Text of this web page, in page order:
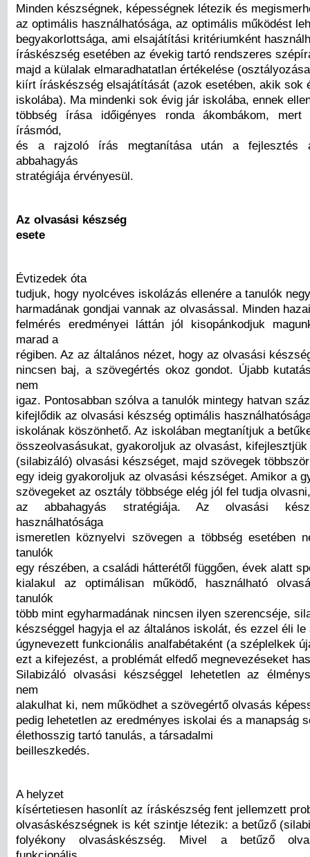
Minden készségnek, képességnek létezik és
az optimális használhatósága, az optimális működést
begyakorlottsága, ami elsajátítási kritériumként
íráskészség esetében az évekig tartó rendszeres
majd a külalak elmaradhatatlan értékelése
kiírt íráskészség elsajátítását (azok esetében, akik sok
iskolába). Ma mindenki sok évig jár iskolába, ennek
többség írása időigényes ronda ákombákom, mert
írásmód,
és a rajzoló írás megtanítása után a fejlesztés
abbahagyás
stratégiája érvényesül.
Az olvasási készség
esete
Évtizedek óta
tudjuk, hogy nyolcéves iskolázás ellenére a tanulók
harmadának gondjai vannak az olvasással. Minden
felmérés eredményei láttán jól kisopánkodjuk
marad a
régiben. Az az általános nézet, hogy az olvasási
nincsen baj, a szövegértés okoz gondot. Újabb
nem
igaz. Pontosabban szólva a tanulók mintegy hatvan
kifejlődik az olvasási készség optimális
iskolának köszönhető. Az iskolában megtanítjuk a
összeolvasásukat, gyakoroljuk az olvasást, kifejlesztjük
(silabizáló) olvasási készséget, majd szövegek
egy ideig gyakoroljuk az olvasási készséget. Amikor a
szövegeket az osztály többsége elég jól fel tudja
az abbahagyás stratégiája. Az olvasási
használhatósága
ismeretlen köznyelvi szövegen a többség esetében
tanulók
egy részében, a családi hátterétől függően, évek alatt
kialakul az optimálisan működő, használható
tanulók
több mint egyharmadának nincsen ilyen szerencséje,
készséggel hagyja el az általános iskolát, és ezzel éli le
úgynevezett funkcionális analfabétaként (a széplelkek
ezt a kifejezést, a problémát elfedő megnevezéseket
Silabizáló olvasási készséggel lehetetlen az
nem
alakulhat ki, nem működhet a szövegértő olvasás
pedig lehetetlen az eredményes iskolai és a manapság
élethosszig tartó tanulás, a társadalmi
beilleszkedés.
A helyzet
kísértetiesen hasonlít az íráskészség fent jellemzett
olvasáskészségnek is két szintje létezik: a betűző
folyékony olvasáskészség. Mivel a betűző